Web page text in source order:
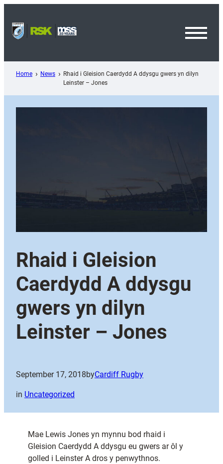
content
Home News
Rhaid i Gleision Caerdydd A ddysgu gwers yn dilyn
Leinster – Jones
Rhaid i Gleision
Caerdydd A ddysgu
gwers yn dilyn
Leinster – Jones
September 17, 2018byCardiff Rugby
in Uncategorized
Mae Lewis Jones yn mynnu bod rhaid i
Gleision Caerdydd A ddysgu eu gwers ar ôl y
golled i Leinster A dros y penwythnos.